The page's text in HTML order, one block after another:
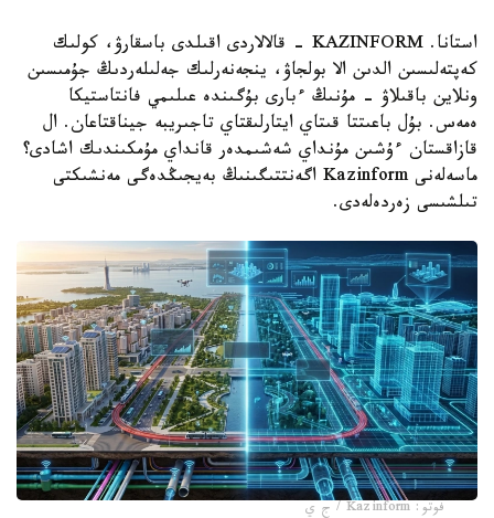
استانا. KAZINFORM - قالالاردى اقىلدى باسقارۋ، كولىك
كەپتەلىسىن الدىن الا بولجاۋ، ينجەنەرلىك جەلىلەردىڭ جۇمىسىن
ونلاين باقىلاۋ - مۇنىڭ ءبارى بۇگىندە عىلىمي فانتاستيكا
ەمەس. بۇل باعىتتا قىتاي ايتارلىقتاي تاجىريبە جيناقتاعان. ال
قازاقستان ءۇشىن مۇنداي شەشىمدەر قانداي مۇمكىندىك اشادى؟
ماسەلەنى Kazinform اگەنتتىگىنىڭ بەيجىڭدەگى مەنشىكتى
تىلشىسى زەردەلەدى.
فوتو: Kazinform / ج ي